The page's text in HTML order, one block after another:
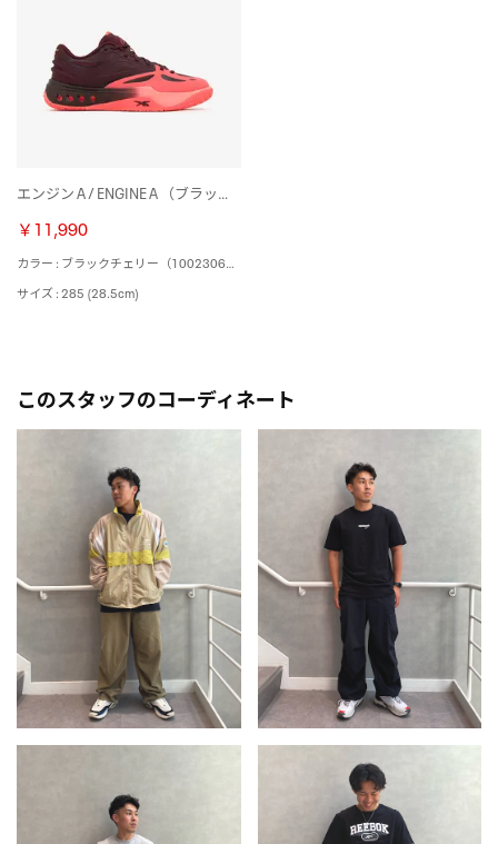
エンジン A / ENGINE A （ブラックチェリー）
￥11,990
カラー : ブラックチェリー（100230673）
サイズ : 285 (28.5cm)
このスタッフのコーディネート